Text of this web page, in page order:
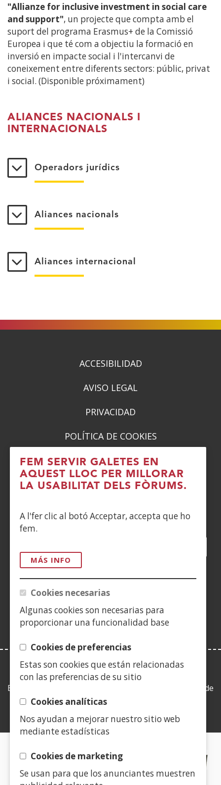
FEM SERVIR GALETES EN
AQUEST LLOC PER MILLORAR
LA USABILITAT DELS FÒRUMS.
A l'fer clic al botó Acceptar, accepta que ho
fem.
MÁS INFO
Cookies necesarias
Algunas cookies son necesarias para
proporcionar una funcionalidad base
Cookies de preferencias
Estas son cookies que están relacionadas
con las preferencias de su sitio
Cookies analíticas
Nos ayudan a mejorar nuestro sitio web
mediante estadísticas
Cookies de marketing
Se usan para que los anunciantes muestren
"Allianze for inclusive investment in social care
and support", un projecte que compta amb el
suport del programa Erasmus+ de la Comissió
Europea i que té com a objectiu la formació en
inversió en impacte social i l'intercanvi de
coneixement entre diferents sectors: públic, privat
i social. (Disponible próximament)
ALIANCES NACIONALS I
INTERNACIONALS
Operadors jurídics
Aliances nacionals
Aliances internacional
ACCESIBILIDAD
AVISO LEGAL
PRIVACIDAD
POLÍTICA DE COOKIES
DENUNCIAS
CONTACTO
Siguenos en:
en
una
finestra
nova)
en
una
finestra
nova)
una
finestra
nova)
una
finestra
nova)
finestrafinestrafinestra
en
(Obre
LEY DE TRANSPARENCIA
Esta web se ajusta a lo establecido en la Ley 19/2013, de
9 de diciembre, de transparencia, acceso a la
CERTIFICADOS DE CALIDAD